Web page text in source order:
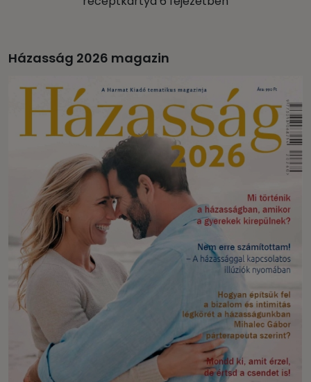
Házasság 2026 magazin